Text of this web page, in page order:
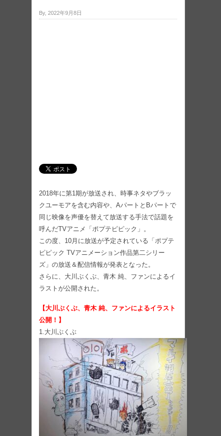
By, 2022年9月8日
2018年に第1期が放送され、時事ネタやブラッ
クユーモアを含む内容や、AパートとBパートで
同じ映像を声優を替えて放送する手法で話題を
呼んだTVアニメ「ポプテピピック」。
この度、10月に放送が予定されている「ポプテ
ピピック TVアニメーション作品第二シリー
ズ」の放送＆配信情報が発表となった。
さらに、大川ぶくぶ、青木 純、ファンによるイ
ラストが公開された。
【大川ぶくぶ、青木 純、ファンによるイラスト
公開！】
1.大川ぶくぶ